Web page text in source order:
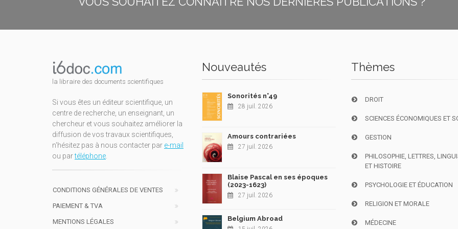
la libraire des documents scientifiques
Si vous êtes un éditeur scientifique, un
centre de recherche, un enseignant, un
chercheur et vous souhaitez améliorer la
diffusion de vos travaux scientifiques,
n'hésitez pas à nous contacter par e-mail
ou partéléphone
CONDITIONS GÉNÉRALES DE VENTES
PAIEMENT & TVA
MENTIONS LÉGALES
Nouveautés
Sonorités n°49
28 juil. 2026
Amours contrariées
27 juil. 2026
Blaise Pascal en ses époques
(2023-1623)
27 juil. 2026
Belgium Abroad
Thèmes
DROIT
SCIENCES ÉCONOMIQUES ET
GESTION
PHILOSOPHIE, LETTRES,
ET HISTOIRE
PSYCHOLOGIE ET ÉDUCATION
RELIGION ET MORALE
MÉDECINE